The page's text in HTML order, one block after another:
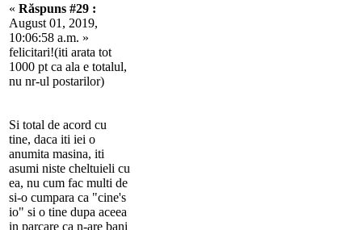
« Răspuns #29 :
August 01, 2019,
10:06:58 a.m. »
felicitari!(iti arata tot
1000 pt ca ala e totalul,
nu nr-ul postarilor)
Si total de acord cu
tine, daca iti iei o
anumita masina, iti
asumi niste cheltuieli cu
ea, nu cum fac multi de
si-o cumpara ca "cine's
io" si o tine dupa aceea
in parcare ca n-are bani